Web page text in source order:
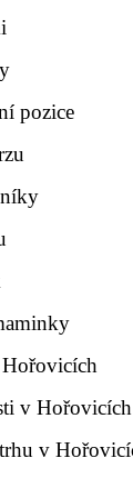
pozice
v Hořovicích
v